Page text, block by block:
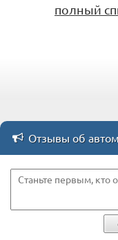
полный
Отзывы об